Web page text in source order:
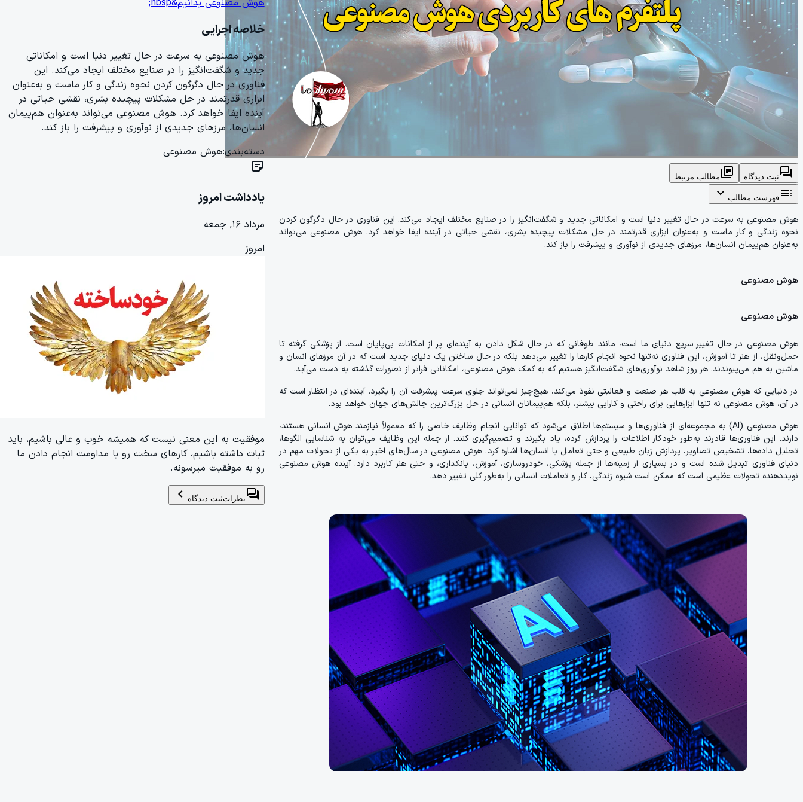
forumثبت دیدگاه library_books مطالب مرتبط
toc فهرست مطالب expand_more
هوش مصنوعی به سرعت در حال تغییر دنیا است و امکاناتی جدید و شگفت‌انگیز را در صنایع مختلف ایجاد می‌کند. این فناوری در حال دگرگون کردن
نحوه زندگی و کار ماست و به‌عنوان ابزاری قدرتمند در حل مشکلات پیچیده بشری، نقشی حیاتی در آینده ایفا خواهد کرد. هوش مصنوعی می‌تواند
به‌عنوان هم‌پیمان انسان‌ها، مرزهای جدیدی از نوآوری و پیشرفت را باز کند.
هوش مصنوعی
هوش مصنوعی
هوش مصنوعی در حال تغییر سریع دنیای ما است، مانند طوفانی که در حال شکل دادن به آینده‌ای پر از امکانات بی‌پایان است. از پزشکی گرفته تا
حمل‌ونقل، از هنر تا آموزش، این فناوری نه‌تنها نحوه انجام کارها را تغییر می‌دهد بلکه در حال ساختن یک دنیای جدید است که در آن مرزهای انسان و
ماشین به هم می‌پیوندند. هر روز شاهد نوآوری‌های شگفت‌انگیز هستیم که به کمک هوش مصنوعی، امکاناتی فراتر از تصورات گذشته به دست می‌آید.
در دنیایی که هوش مصنوعی به قلب هر صنعت و فعالیتی نفوذ می‌کند، هیچ‌چیز نمی‌تواند جلوی سرعت پیشرفت آن را بگیرد. آینده‌ای در انتظار است که
در آن، هوش مصنوعی نه تنها ابزارهایی برای راحتی و کارایی بیشتر، بلکه هم‌پیمانان انسانی در حل بزرگ‌ترین چالش‌های جهان خواهد بود.
هوش مصنوعی (AI) به مجموعه‌ای از فناوری‌ها و سیستم‌ها اطلاق می‌شود که توانایی انجام وظایف خاصی را که معمولاً نیازمند هوش انسانی هستند،
دارند. این فناوری‌ها قادرند به‌طور خودکار اطلاعات را پردازش کرده، یاد بگیرند و تصمیم‌گیری کنند. از جمله این وظایف می‌توان به شناسایی الگوها،
تحلیل داده‌ها، تشخیص تصاویر، پردازش زبان طبیعی و حتی تعامل با انسان‌ها اشاره کرد. هوش مصنوعی در سال‌های اخیر به یکی از تحولات مهم در
دنیای فناوری تبدیل شده است و در بسیاری از زمینه‌ها از جمله پزشکی، خودروسازی، آموزش، بانکداری، و حتی هنر کاربرد دارد. آینده هوش مصنوعی
نویددهنده تحولات عظیمی است که ممکن است شیوه زندگی، کار و تعاملات انسانی را به‌طور کلی تغییر دهد.
هوش مصنوعی بدانیم&nbsp;
خلاصه اجرایی
هوش مصنوعی به سرعت در حال تغییر دنیا است و امکاناتی
جدید و شگفت‌انگیز را در صنایع مختلف ایجاد می‌کند. این
فناوری در حال دگرگون کردن نحوه زندگی و کار ماست و به‌عنوان
ابزاری قدرتمند در حل مشکلات پیچیده بشری، نقشی حیاتی در
آینده ایفا خواهد کرد. هوش مصنوعی می‌تواند به‌عنوان هم‌پیمان
انسان‌ها، مرزهای جدیدی از نوآوری و پیشرفت را باز کند.
دسته‌بندی:هوش مصنوعی
sticky_note_2
یادداشت امروز
مرداد ۱۶, جمعه
امروز
موفقیت به این معنی نیست که همیشه خوب و عالی باشیم، باید
ثبات داشته باشیم، کارهای سخت رو با مداومت انجام دادن ما
رو به موفقیت میرسونه.
forum نظراتثبت دیدگاه chevron_left